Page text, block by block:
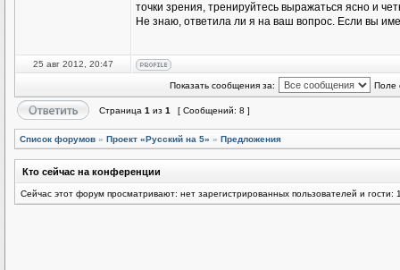
точки зрения, тренируйтесь выражаться ясно и
Не знаю, ответила ли я на ваш вопрос. Если вы
25 авг 2012, 20:47
Показать сообщения за: Поле
Страница 1 из 1 [ Сообщений: 8 ]
Список форумов » Проект «Русский на 5» » Предложения
Кто сейчас на конференции
Сейчас этот форум просматривают: нет зарегистрированных пользователей и гости: